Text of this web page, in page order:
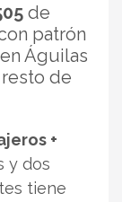
de
patrón
Águilas
de
+
y dos
tiene